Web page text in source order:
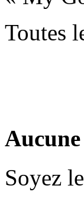
Toutes
Soyez